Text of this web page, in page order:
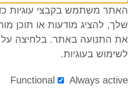
משתמש בקבצי עוגיות
להציג מודעות או תוכן
התנועה באתר. בלחיצה על
בעוגיות.
Functional Always